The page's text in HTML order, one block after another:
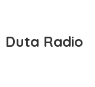
Duta Radio